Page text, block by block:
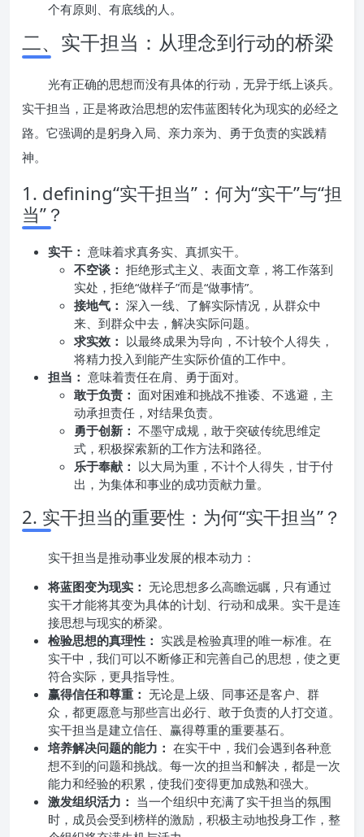
个有原则、有底线的人。
二、实干担当：从理念到行动的桥梁
光有正确的思想而没有具体的行动，无异于纸上谈兵。
实干担当，正是将政治思想的宏伟蓝图转化为现实的必经之
路。它强调的是躬身入局、亲力亲为、勇于负责的实践精
神。
1. defining“实干担当”：何为“实干”与“担
当”？
实干： 意味着求真务实、真抓实干。
不空谈： 拒绝形式主义、表面文章，将工作落到
实处，拒绝“做样子”而是“做事情”。
接地气： 深入一线、了解实际情况，从群众中
来、到群众中去，解决实际问题。
求实效： 以最终成果为导向，不计较个人得失，
将精力投入到能产生实际价值的工作中。
担当： 意味着责任在肩、勇于面对。
敢于负责： 面对困难和挑战不推诿、不逃避，主
动承担责任，对结果负责。
勇于创新： 不墨守成规，敢于突破传统思维定
式，积极探索新的工作方法和路径。
乐于奉献： 以大局为重，不计个人得失，甘于付
出，为集体和事业的成功贡献力量。
2. 实干担当的重要性：为何“实干担当”？
实干担当是推动事业发展的根本动力：
将蓝图变为现实： 无论思想多么高瞻远瞩，只有通过
实干才能将其变为具体的计划、行动和成果。实干是连
接思想与现实的桥梁。
检验思想的真理性： 实践是检验真理的唯一标准。在
实干中，我们可以不断修正和完善自己的思想，使之更
符合实际，更具指导性。
赢得信任和尊重： 无论是上级、同事还是客户、群
众，都更愿意与那些言出必行、敢于负责的人打交道。
实干担当是建立信任、赢得尊重的重要基石。
培养解决问题的能力： 在实干中，我们会遇到各种意
想不到的问题和挑战。每一次的担当和解决，都是一次
能力和经验的积累，使我们变得更加成熟和强大。
激发组织活力： 当一个组织中充满了实干担当的氛围
时，成员会受到榜样的激励，积极主动地投身工作，整